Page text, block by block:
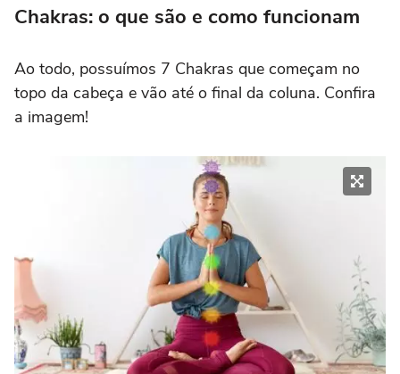
Chakras: o que são e como funcionam
Ao todo, possuímos 7 Chakras que começam no
topo da cabeça e vão até o final da coluna. Confira
a imagem!